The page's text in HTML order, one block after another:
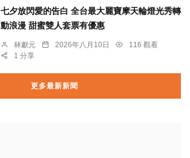
七夕放閃愛的告白 全台最大麗寶摩天輪燈光秀轉
動浪漫 甜蜜雙人套票有優惠
林獻元 2026年八月10日
116 觀看
1 分享
更多最新新聞